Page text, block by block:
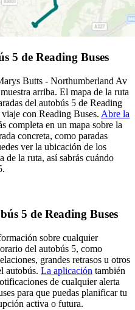
5 de Reading Buses
Butts - Northumberland Av
arriba. El mapa de la ruta
del autobús 5 de Reading
con Reading Buses. Abre la
completa en un mapa sobre la
concreta, como paradas
ver la ubicación de los
de la ruta, así sabrás cuándo
5 de Reading Buses
sobre cualquier
del autobús 5, como
grandes retrasos u otros
autobús. La aplicación también
de cualquier alerta
para que puedas planificar tu
activa o futura.